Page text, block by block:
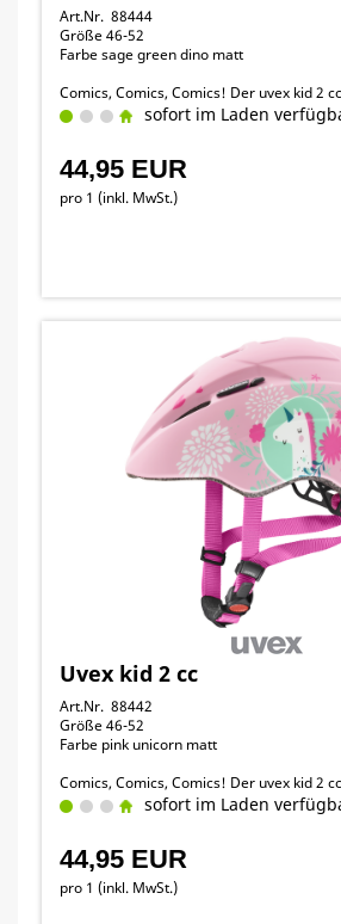
Art.Nr. 88444
Größe 46-52
Farbe sage green dino matt
Comics, Comics, Comics! Der uvex kid 2
bei den Kleinsten hoch im Kurs. Eltern
Der superleichte Inmould Helm schützt
sofort im Laden
44,95 EUR
pro 1 (inkl. MwSt.)
Uvex kid 2 cc
Art.Nr. 88442
Größe 46-52
Farbe pink unicorn matt
Comics, Comics, Comics! Der uvex kid 2
bei den Kleinsten hoch im Kurs. Eltern
Der superleichte Inmould Helm schützt
sofort im Laden
44,95 EUR
pro 1 (inkl. MwSt.)